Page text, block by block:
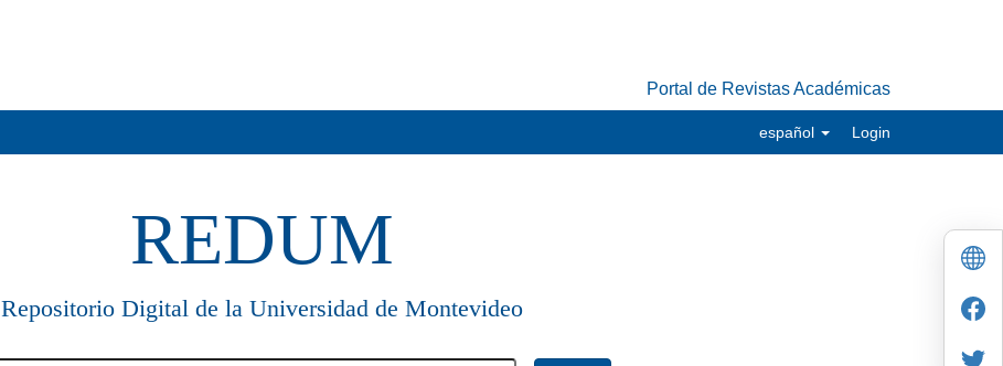
Portal de Revistas Académicas
español Login
REDUM
Repositorio Digital de la Universidad de Montevideo